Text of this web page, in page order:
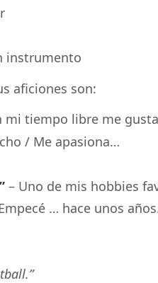
instrumento
aficiones son:
mi tiempo libre me
/ Me apasiona…
– Uno de mis hobbies
… hace unos